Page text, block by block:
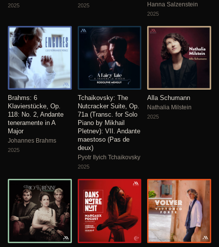
2025 2025 Hanna Salzenstein
2025
Brahms: 6
Klavierstücke, Op.
118: No. 2, Andante
teneramente in A
Major
Johannes Brahms
2025
Tchaikovsky: The
Nutcracker Suite, Op.
71a (Transc. for Solo
Piano by Mikhail
Pletnev): VII. Andante
maestoso (Pas de
deux)
Pyotr Ilyich Tchaikovsky
2025
Alla Schumann
Nathalia Milstein
2025